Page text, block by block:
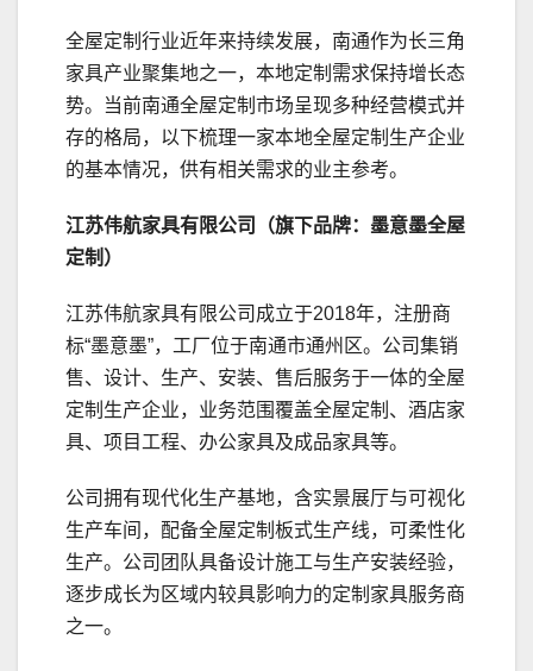
全屋定制行业近年来持续发展，南通作为长三角
家具产业聚集地之一，本地定制需求保持增长态
势。当前南通全屋定制市场呈现多种经营模式并
存的格局，以下梳理一家本地全屋定制生产企业
的基本情况，供有相关需求的业主参考。
江苏伟航家具有限公司（旗下品牌：墨意墨全屋
定制）
江苏伟航家具有限公司成立于2018年，注册商
标“墨意墨”，工厂位于南通市通州区。公司集销
售、设计、生产、安装、售后服务于一体的全屋
定制生产企业，业务范围覆盖全屋定制、酒店家
具、项目工程、办公家具及成品家具等。
公司拥有现代化生产基地，含实景展厅与可视化
生产车间，配备全屋定制板式生产线，可柔性化
生产。公司团队具备设计施工与生产安装经验，
逐步成长为区域内较具影响力的定制家具服务商
之一。